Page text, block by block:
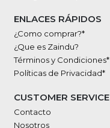
ENLACES RÁPIDOS
¿Como comprar?*
¿Que es Zaindu?
Términos y Condiciones*
Políticas de Privacidad*
CUSTOMER SERVICE
Contacto
Nosotros